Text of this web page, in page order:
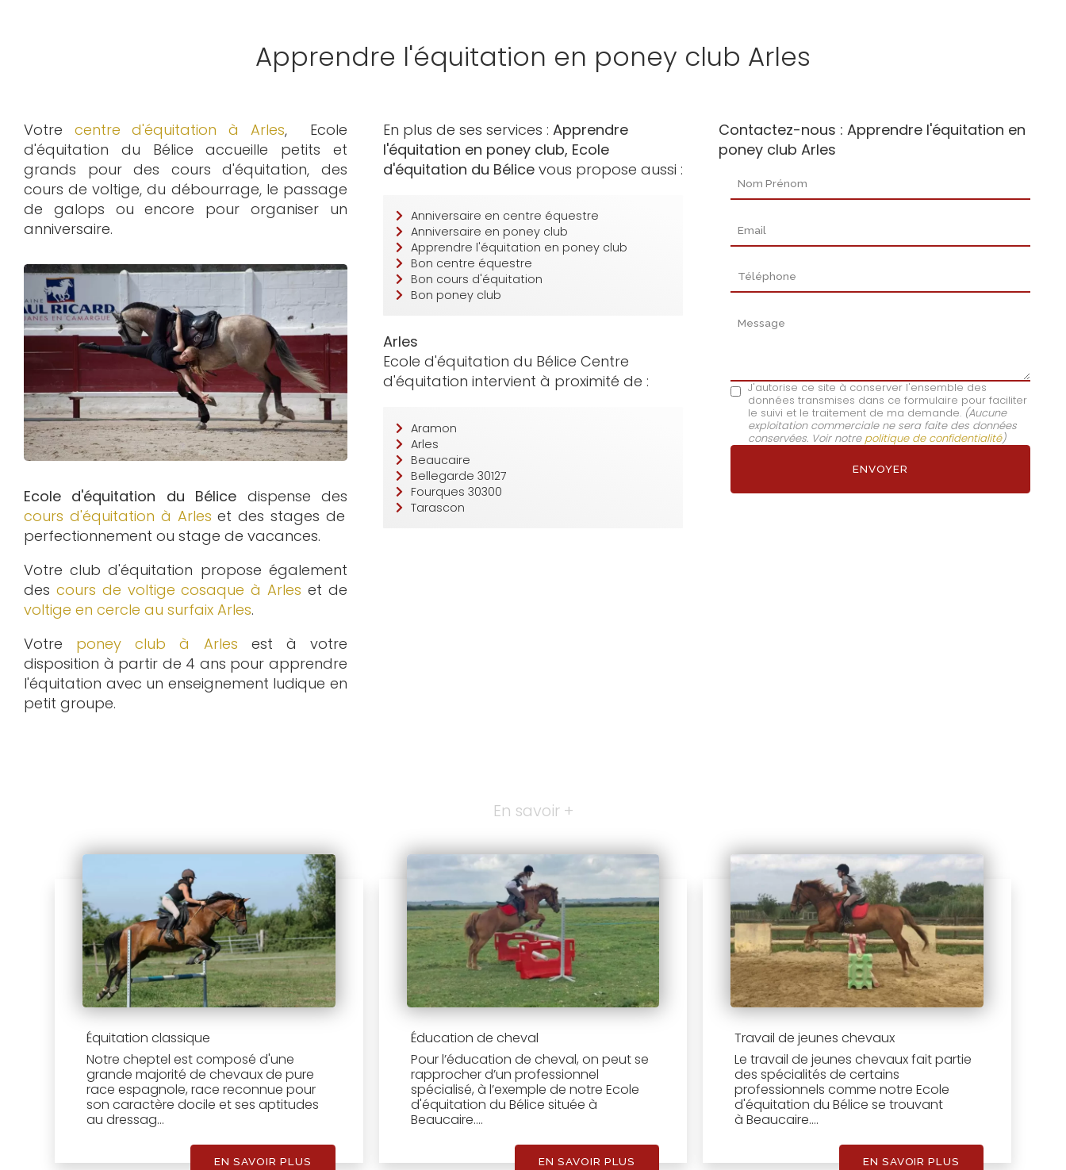
Apprendre l'équitation en poney club Arles
Votre centre d'équitation à Arles, Ecole
d'équitation du Bélice accueille petits et
grands pour des cours d'équitation, des
cours de voltige, du débourrage, le passage
de galops ou encore pour organiser un
anniversaire.
Ecole d'équitation du Bélice dispense des
cours d'équitation à Arles et des stages de
perfectionnement ou stage de vacances.
Votre club d'équitation propose également
des cours de voltige cosaque àArles et de
voltige en cercle au surfaix Arles.
Votre poney club à Arles est à votre
disposition à partir de 4 ans pour apprendre
l'équitation avec un enseignement ludique en
petit groupe.
En plus de ses services : Apprendre
l'équitation en poney club, Ecole
d'équitation du Bélicevous propose aussi :
Anniversaire en centre équestre
Anniversaire en poney club
Apprendre l'équitation en poney club
Bon centre équestre
Bon cours d'équitation
Bon poney club
Arles
Ecole d'équitation du Bélice Centre
d'équitation intervient à proximité de :
Aramon
Arles
Beaucaire
Bellegarde 30127
Fourques 30300
Tarascon
Contactez-nous : Apprendre l'équitation en
poney club Arles
Nom Prénom
Email
Téléphone
Message
J'autorise ce site à conserver l'ensemble des
données transmises dans ce formulaire pour faciliter
le suivi et le traitement de ma demande. (Aucune
exploitation commerciale ne sera faite des données
conservées. Voir notre politique de confidentialité)
En savoir +
Équitation classique
Notre cheptel est composé d'une
grande majorité de chevaux de pure
race espagnole, race reconnue pour
son caractère docile et ses aptitudes
au dressag...
EN SAVOIR PLUS
Éducation de cheval
Pour l’éducation de cheval, on peut se
rapprocher d’un professionnel
spécialisé, à l’exemple de notre Ecole
d'équitation du Bélice située à
Beaucaire....
EN SAVOIR PLUS
Travail de jeunes chevaux
Le travail de jeunes chevaux fait partie
des spécialités de certains
professionnels comme notre Ecole
d'équitation du Bélice se trouvant
à Beaucaire....
EN SAVOIR PLUS